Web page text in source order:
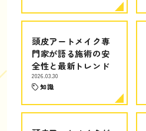
頭皮アートメイク専
門家が語る施術の安
全性と最新トレンド
2026.03.30
知識